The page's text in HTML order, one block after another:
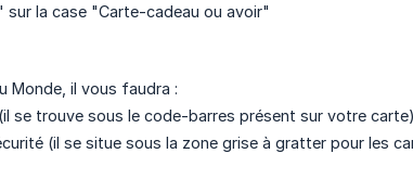
la case "Carte-cadeau ou avoir"
Monde, il vous faudra :
se trouve sous le code-barres présent sur votre carte)
(il se situe sous la zone grise à gratter pour les